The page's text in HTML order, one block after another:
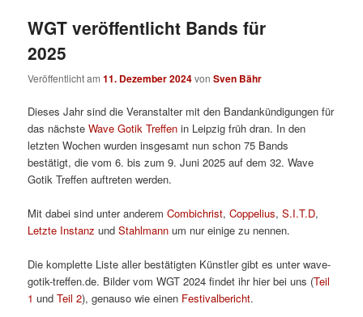
WGT veröffentlicht Bands für
2025
Veröffentlicht am11. Dezember 2024vonSven Bähr
Dieses Jahr sind die Veranstalter mit den Bandankündigungen für
das nächsteWave Gotik Treffen in Leipzig früh dran. In den
letzten Wochen wurden insgesamt nun schon 75 Bands
bestätigt, die vom 6. bis zum 9. Juni 2025 auf dem 32. Wave
Gotik Treffen auftreten werden.
Mit dabei sind unter anderemCombichrist,Coppelius,S.I.T.D,
Letzte Instanz undStahlmannum nur einige zu nennen.
Die komplette Liste aller bestätigten Künstler gibt es unter wave-
gotik-treffen.de. Bilder vom WGT 2024 findet ihr hier bei uns (Teil
1undTeil 2), genauso wie einen Festivalbericht.